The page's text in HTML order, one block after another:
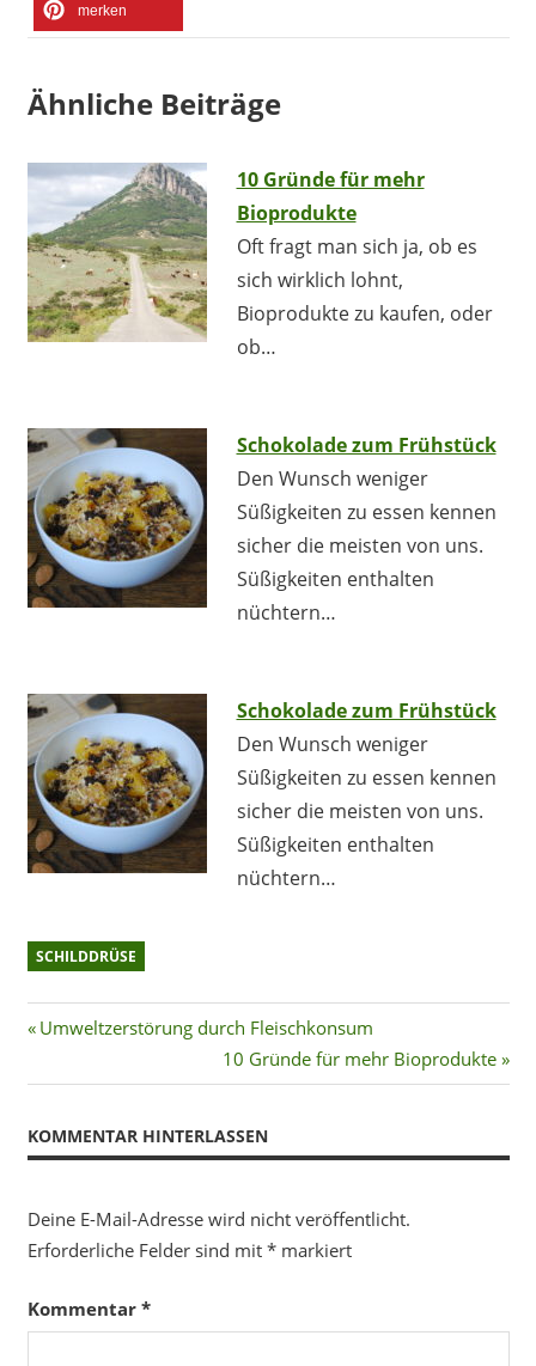
merken
Ähnliche Beiträge
10 Gründe für mehr
Bioprodukte
Oft fragt man sich ja, ob es
sich wirklich lohnt,
Bioprodukte zu kaufen, oder
ob…
Schokolade zum Frühstück
Den Wunsch weniger
Süßigkeiten zu essen kennen
sicher die meisten von uns.
Süßigkeiten enthalten
nüchtern…
Schokolade zum Frühstück
Den Wunsch weniger
Süßigkeiten zu essen kennen
sicher die meisten von uns.
Süßigkeiten enthalten
nüchtern…
SCHILDDRÜSE
Beitragsnavigation
Vorheriger
Umweltzerstörung durch Fleischkonsum
Nächster
Beitrag:
10 Gründe für mehr Bioprodukte
KOMMENTAR HINTERLASSEN
Deine E-Mail-Adresse wird nicht veröffentlicht.
Erforderliche Felder sind mit *markiert
Kommentar *